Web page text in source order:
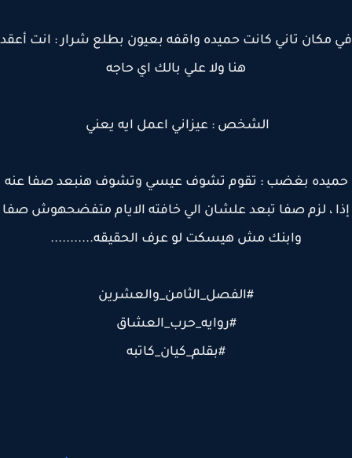
مكان تاني كانت حميده واقفه بعيون بطلع شرار : انت أعقد
هنا ولا علي بالك اي حاجه
الشخص : عيزاني اعمل ايه يعني
بغضب : تقوم تشوف عيسي وتشوف هنبعد صفا عنه
، لزم صفا تبعد علشان الي خافته الايام متفضحهوش صفا
وابنك مش هيسكت لو عرف الحقيقه...........
#الفصل_الثامن_والعشرين
#روايه_حرب_العشاق
#بقلم_كيان_كاتبه